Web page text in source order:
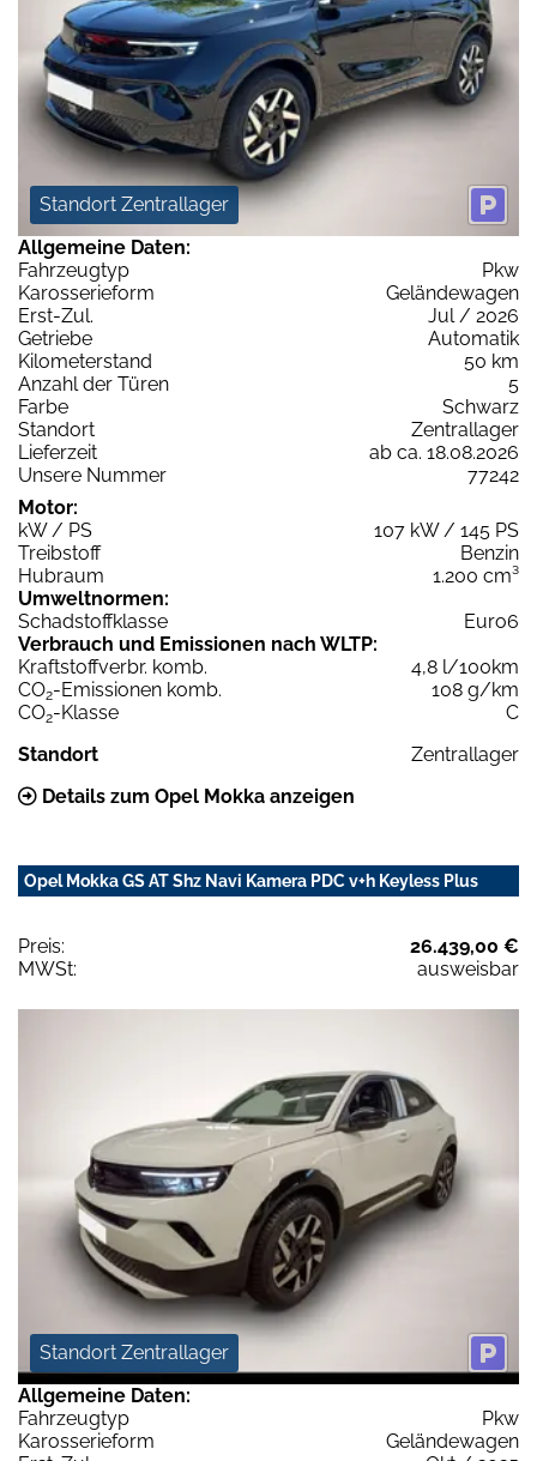
Standort Zentrallager
Allgemeine Daten:
Fahrzeugtyp
Pkw
Karosserieform
Geländewagen
Erst-Zul.
Jul / 2026
Getriebe
Automatik
Kilometerstand
50 km
Anzahl der Türen
5
Farbe
Schwarz
Standort
Zentrallager
Lieferzeit
ab ca. 18.08.2026
Unsere Nummer
77242
Motor:
kW / PS
107 kW / 145 PS
Treibstoff
Benzin
Hubraum
1.200 cm³
Umweltnormen:
Schadstoffklasse
Euro6
Verbrauch und Emissionen nach WLTP:
Kraftstoffverbr. komb.
4,8 l/100km
CO2-Emissionen komb.
108 g/km
CO2-Klasse
C
Standort
Zentrallager
Details zum Opel Mokka anzeigen
Opel Mokka GS AT Shz Navi Kamera PDC v+h Keyless Plus
Preis:
26.439,00 €
MWSt:
ausweisbar
Standort Zentrallager
Allgemeine Daten:
Fahrzeugtyp
Pkw
Karosserieform
Geländewagen